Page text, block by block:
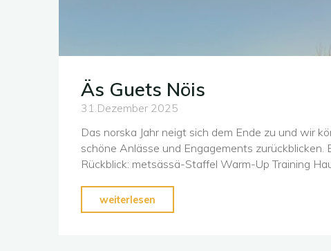
Äs Guets Nöis
31.Dezember 2025
Das norska Jahr neigt sich dem Ende zu und wir
schöne Anlässe und Engagements zurückblicken.
Rückblick: metsässä-Staffel Warm-Up Training
weiterlesen